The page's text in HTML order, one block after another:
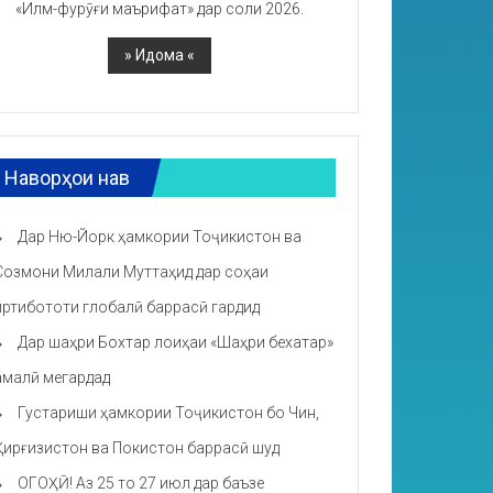
«Илм-фурӯғи маърифат» дар соли 2026.
Наворҳои нав
Дар Ню-Йорк ҳамкории Тоҷикистон ва
Милали Муттаҳид дар соҳаи
глобалӣ баррасӣ гардид
Дар шаҳри Бохтар лоиҳаи «Шаҳри бехатар»
мегардад
Густариши ҳамкории Тоҷикистон бо Чин,
ва Покистон баррасӣ шуд
ОГОҲӢ! Аз 25 то 27 июл дар баъзе